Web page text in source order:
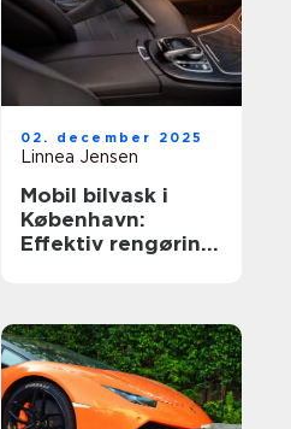
02. december 2025
Linnea Jensen
Mobil bilvask i
København:
Effektiv rengøring